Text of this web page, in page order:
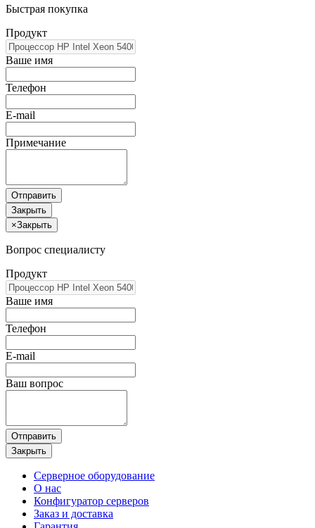
Быстрая покупка
Продукт
Ваше имя
Телефон
E-mail
Примечание
Отправить
Закрыть
×Закрыть
Вопрос специалисту
Продукт
Ваше имя
Телефон
E-mail
Ваш вопрос
Отправить
Закрыть
Серверное оборудование
О нас
Конфигуратор серверов
Заказ и доставка